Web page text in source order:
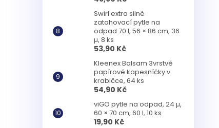
Swirl extra silné
zatahovací pytle na
odpad 70 l, 56 × 86 cm, 36
µ, 8 ks
53,90 Kč
Kleenex Balsam 3vrstvé
papírové kapesníčky v
krabičce, 64 ks
54,90 Kč
viGO pytle na odpad, 24 µ,
60 × 70 cm, 60 l, 10 ks
19,90 Kč